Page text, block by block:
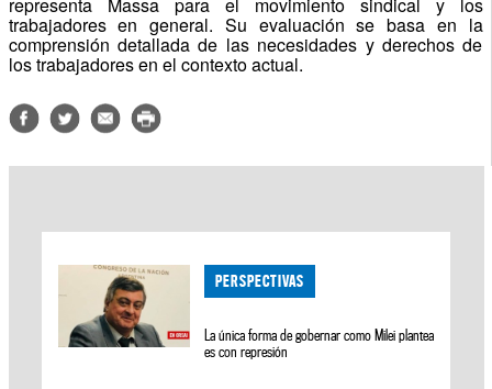
trabajadores en general. Su evaluación se basa en la
comprensión detallada de las necesidades y derechos de
los trabajadores en el contexto actual.
PERSPECTIVAS
La única forma de gobernar como Milei plantea
es con represión